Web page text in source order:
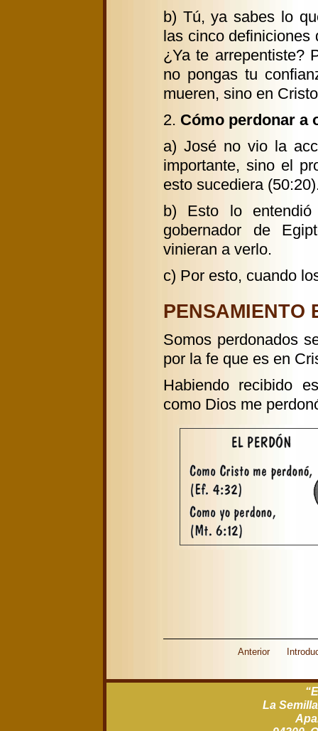
b) Tú, ya sabes lo
las cinco definiciones
¿Ya te arrepentiste?
no pongas tu
mueren, sino en
2. Cómo perdonar a
a) José no vio la
importante, sino el
esto sucediera
b) Esto lo
gobernador de
vinieran a verlo.
c) Por esto, cuando
PENSAMIENTO
Somos perdonados
por la fe que es en
Habiendo recibido
como Dios me
Anterior
La